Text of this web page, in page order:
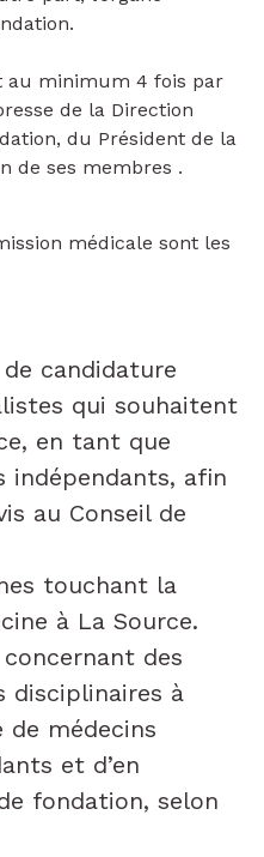
au minimum 4 fois par
de la Direction
du Président de la
de ses membres .
médicale sont les
candidature
qui souhaitent
en tant que
indépendants, afin
au Conseil de
touchant la
à La Source.
des
disciplinaires à
de médecins
et d’en
fondation, selon